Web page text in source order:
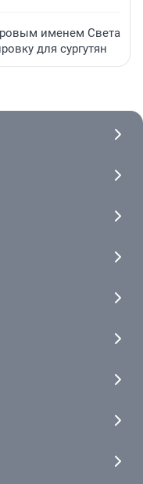
именем Света
для сургутян